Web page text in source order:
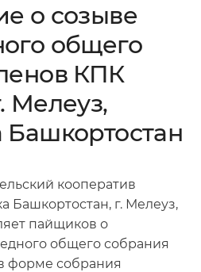
о созыве
общего
КПК
Мелеуз,
Башкортостан
кооператив
г. Мелеуз,
пайщиков о
общего собрания
форме собрания